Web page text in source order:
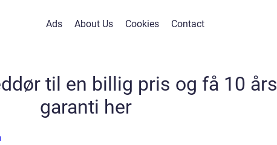
Ads About Us Cookies Contact
til en billig pris og få 10 års
garanti her